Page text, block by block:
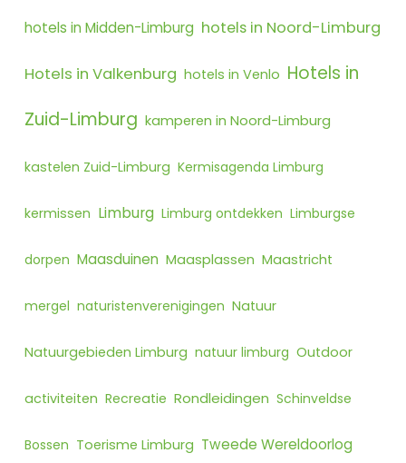
hotels in Midden-Limburg hotels in Noord-Limburg
Hotels in Valkenburg hotels in Venlo Hotels in
Zuid-Limburg kamperen in Noord-Limburg
kastelen Zuid-Limburg Kermisagenda Limburg
kermissen Limburg Limburg ontdekken Limburgse
dorpen Maasduinen Maasplassen Maastricht
mergel naturistenverenigingen Natuur
Natuurgebieden Limburg natuur limburg Outdoor
activiteiten Recreatie Rondleidingen Schinveldse
Bossen Toerisme Limburg Tweede Wereldoorlog